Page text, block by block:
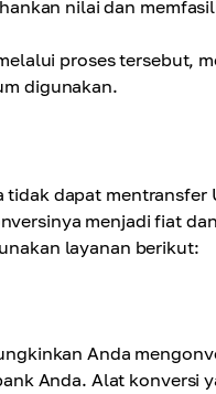
nilai dan
proses tersebut,
digunakan.
dapat
menjadi fiat
layanan berikut:
Anda
Anda. Alat konversi